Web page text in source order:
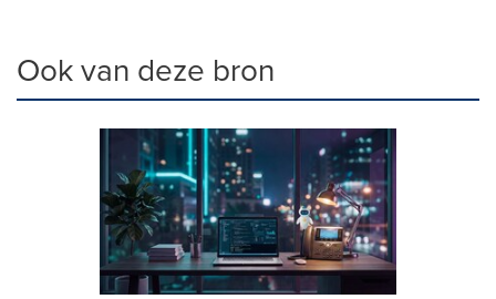
Ook van deze bron